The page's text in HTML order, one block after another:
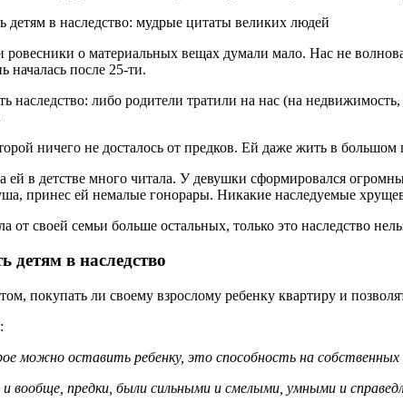
о материальных вещах думали мало. Нас не
началась после 25-ти.
наследство: либо родители тратили на нас (на
ничего не досталось от предков. Ей даже жить в
в детстве много читала. У девушки сформировался
принес ей немалые гонорары. Никакие наследуемые
от своей семьи больше остальных, только это наследство
детям в наследство
покупать ли своему взрослому ребенку квартиру и
можно оставить ребенку, это способность на
вообще, предки, были сильными и смелыми, умными и